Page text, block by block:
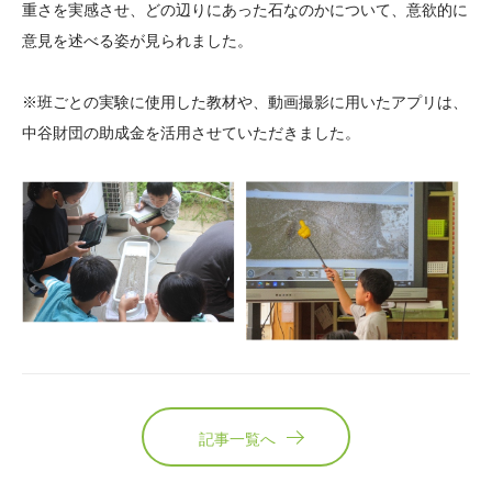
重さを実感させ、どの辺りにあった石なのかについて、意欲的に
意見を述べる姿が見られました。
※班ごとの実験に使用した教材や、動画撮影に用いたアプリは、
中谷財団の助成金を活用させていただきました。
記事一覧へ